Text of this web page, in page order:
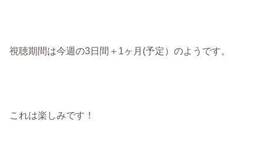
視聴期間は今週の3日間＋1ヶ月(予定）のようです。
これは楽しみです！